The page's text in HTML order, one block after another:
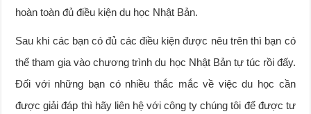
hoàn toàn đủ điều kiện du học Nhật Bản.
Sau khi các bạn có đủ các điều kiện được nêu trên thì bạn có
thể tham gia vào chương trình du học Nhật Bản tự túc rồi đấy.
Đối với những bạn có nhiều thắc mắc về việc du học cần
được giải đáp thì hãy liên hệ với công ty chúng tôi để được tư